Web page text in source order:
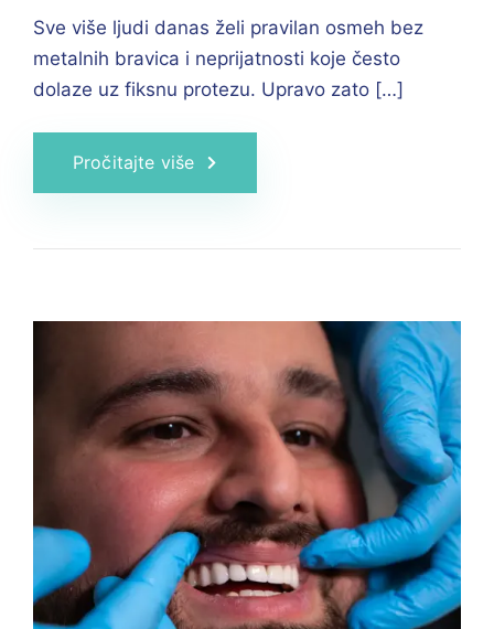
Sve više ljudi danas želi pravilan osmeh bez
metalnih bravica i neprijatnosti koje često
dolaze uz fiksnu protezu. Upravo zato […]
Pročitajte više